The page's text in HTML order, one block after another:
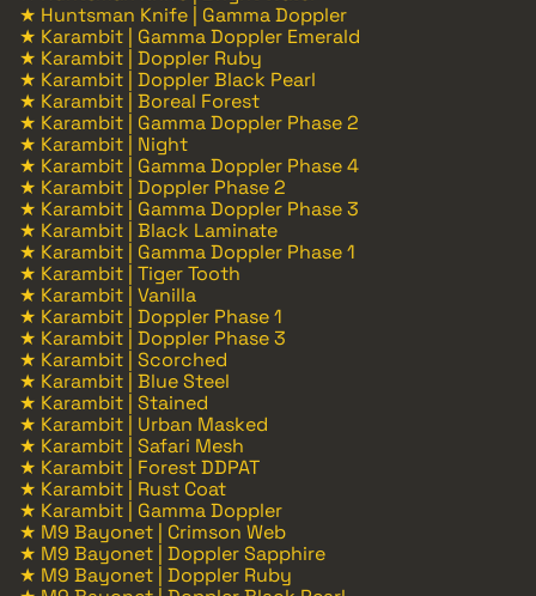
★ Huntsman Knife | Gamma Doppler
★ Karambit | Gamma Doppler Emerald
★ Karambit | Doppler Ruby
★ Karambit | Doppler Black Pearl
★ Karambit | Boreal Forest
★ Karambit | Gamma Doppler Phase 2
★ Karambit | Night
★ Karambit | Gamma Doppler Phase 4
★ Karambit | Doppler Phase 2
★ Karambit | Gamma Doppler Phase 3
★ Karambit | Black Laminate
★ Karambit | Gamma Doppler Phase 1
★ Karambit | Tiger Tooth
★ Karambit | Vanilla
★ Karambit | Doppler Phase 1
★ Karambit | Doppler Phase 3
★ Karambit | Scorched
★ Karambit | Blue Steel
★ Karambit | Stained
★ Karambit | Urban Masked
★ Karambit | Safari Mesh
★ Karambit | Forest DDPAT
★ Karambit | Rust Coat
★ Karambit | Gamma Doppler
★ M9 Bayonet | Crimson Web
★ M9 Bayonet | Doppler Sapphire
★ M9 Bayonet | Doppler Ruby